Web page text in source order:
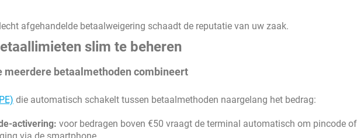
afgehandelde betaalweigering schaadt de reputatie van uw zaak.
slim te beheren
meerdere betaalmethoden combineert
die automatisch schakelt tussen betaalmethoden naargelang het bedrag:
activering: voor bedragen boven €50 vraagt de terminal automatisch om pincode of